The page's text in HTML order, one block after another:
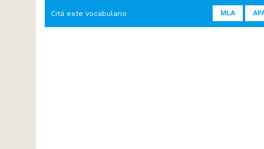
Citá este vocabulario MLA